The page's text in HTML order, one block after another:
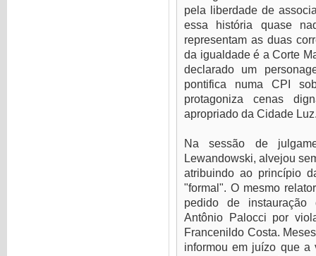
pela liberdade de
essa história quase
representam as duas
da igualdade é a Corte
declarado um
pontifica numa CPI
protagoniza cenas
apropriado da Cidade
Na sessão de
Lewandowski, alvejou
atribuindo ao princípio
"formal". O mesmo
pedido de instauração
Antônio Palocci por
Francenildo Costa.
informou em juízo que a